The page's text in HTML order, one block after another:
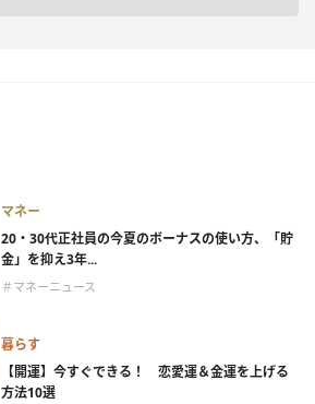
マネー
20・30代正社員の今夏のボーナスの使い方、「貯
金」を抑え3年...
＃マネーニュース
暮らす
【開運】今すぐできる！ 恋愛運＆金運を上げる
方法10選